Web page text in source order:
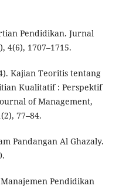
Pendidikan. Jurnal
4(6), 1707–1715.
Kajian Teoritis tentang
Kualitatif : Perspektif
of Management,
77–84.
Pandangan Al Ghazaly.
Pendidikan